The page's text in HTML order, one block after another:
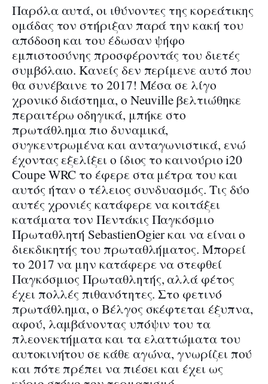
Παρόλα αυτά, οι ιθύνοντες της κορεάτικης
ομάδας τον στήριξαν παρά την κακή του
απόδοση και του έδωσαν ψήφο
εμπιστοσύνης προσφέροντάς του διετές
συμβόλαιο. Κανείς δεν περίμενε αυτό που
θα συνέβαινε το 2017! Μέσα σε λίγο
χρονικό διάστημα, ο Neuville βελτιώθηκε
περαιτέρω οδηγικά, μπήκε στο
πρωτάθλημα πιο δυναμικά,
συγκεντρωμένα και ανταγωνιστικά, ενώ
έχοντας εξελίξει ο ίδιος το καινούριο i20
Coupe WRC το έφερε στα μέτρα του και
αυτός ήταν ο τέλειος συνδυασμός. Τις δύο
αυτές χρονιές κατάφερε να κοιτάξει
κατάματα τον Πεντάκις Παγκόσμιο
Πρωταθλητή SebastienOgier και να είναι ο
διεκδικητής του πρωταθλήματος. Μπορεί
το 2017 να μην κατάφερε να στεφθεί
Παγκόσμιος Πρωταθλητής, αλλά φέτος
έχει πολλές πιθανότητες. Στο φετινό
πρωτάθλημα, ο Βέλγος σκέφτεται έξυπνα,
αφού, λαμβάνοντας υπόψιν του τα
πλεονεκτήματα και τα ελαττώματα του
αυτοκινήτου σε κάθε αγώνα, γνωρίζει πού
και πότε πρέπει να πιέσει και έχει ως